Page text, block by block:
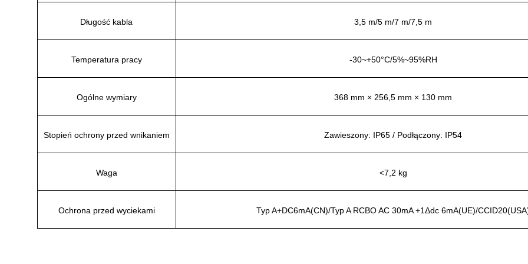
Długość kabla 3,5 m/5 m/7 m/7,5 m
Temperatura pracy -30~+50°C/5%~95%RH
Ogólne wymiary 368 mm × 256,5 mm × 130 mm
Stopień ochrony przed wnikaniem Zawieszony: IP65 / Podłączony: IP54
Waga <7,2 kg
Ochrona przed wyciekami Typ A+DC6mA(CN)/Typ A RCBO AC 30mA +1Δdc 6mA(UE)/